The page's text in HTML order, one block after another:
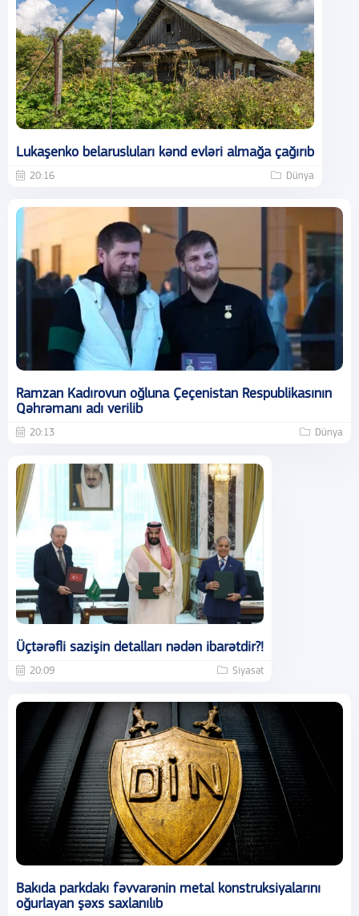
Lukaşenko belarusluları kənd evləri almağa çağırıb
20:16 Dünya
Ramzan Kadırovun oğluna Çeçenistan Respublikasının
Qəhrəmanı adı verilib
20:13 Dünya
Üçtərəfli sazişin detalları nədən ibarətdir?!
20:09 Siyasət
Bakıda parkdakı fəvvarənin metal konstruksiyalarını
oğurlayan şəxs saxlanılıb